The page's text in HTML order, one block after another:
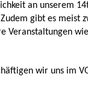
an unserem
gibt es meist
Veranstaltungen
wir uns im